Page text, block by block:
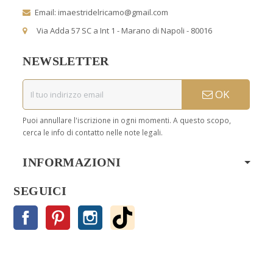
Email: imaestridelricamo@gmail.com
Via Adda 57 SC a Int 1 - Marano di Napoli - 80016
NEWSLETTER
OK
Puoi annullare l'iscrizione in ogni momenti. A questo scopo,
cerca le info di contatto nelle note legali.
INFORMAZIONI
SEGUICI
Facebook Pinterest Instagram